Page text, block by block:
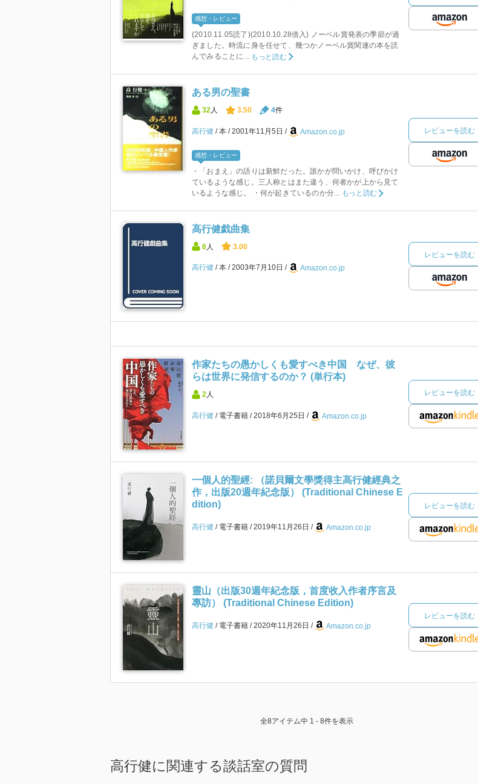
感想・レビュー
(2010.11.05読了)(2010.10.28借入) ノーベル賞発表の季節が過
ぎました。時流に身を任せて、幾つかノーベル賞関連の本を読
んでみることに... もっと読む
ある男の聖書
32 人 3.50 4件
高行健 本 2001年11月5日 Amazon.co.jp
感想・レビュー
・「おまえ」の語りは新鮮だった。誰かが問いかけ、呼びかけ
ているような感じ。三人称とはまた違う、何者かが上から見て
いるような感じ。 ・何が起きているのか分...
もっと読む
レビューを読む
高行健戯曲集
6 人 3.00
高行健 本 2003年7月10日 Amazon.co.jp
レビューを読む
作家たちの愚かしくも愛すべき中国 なぜ、彼
らは世界に発信するのか？ (単行本)
2人
高行健 電子書籍 2018年6月25日 Amazon.co.jp
レビューを読む
一個人的聖經: （諾貝爾文學獎得主高行健經典之
作，出版20週年紀念版） (Traditional Chinese E
dition)
高行健 電子書籍 2019年11月26日 Amazon.co.jp
レビューを読む
靈山（出版30週年紀念版，首度收入作者序言及
專訪） (Traditional Chinese Edition)
高行健 電子書籍 2020年11月26日 Amazon.co.jp
レビューを読む
全8アイテム中 1 - 8件を表示
高行健に関連する談話室の質問